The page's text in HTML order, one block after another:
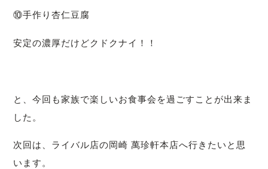
⑩手作り杏仁豆腐
安定の濃厚だけどクドクナイ！！
と、今回も家族で楽しいお食事会を過ごすことが出来ま
した。
次回は、ライバル店の岡崎 萬珍軒本店へ行きたいと思
います。